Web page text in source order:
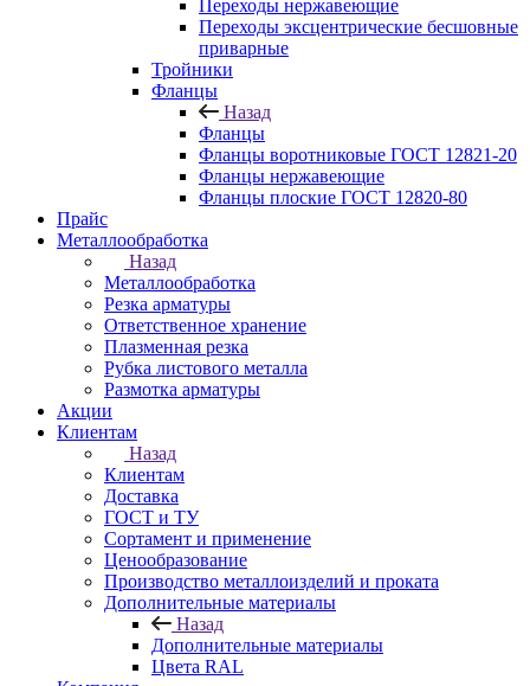
Переходы нержавеющие
Переходы эксцентрические бесшовные
приварные
Тройники
Фланцы
Назад
Фланцы
Фланцы воротниковые ГОСТ 12821-20
Фланцы нержавеющие
Фланцы плоские ГОСТ 12820-80
Прайс
Металлообработка
Назад
Металлообработка
Резка арматуры
Ответственное хранение
Плазменная резка
Рубка листового металла
Размотка арматуры
Акции
Клиентам
Назад
Клиентам
Доставка
ГОСТ и ТУ
Сортамент и применение
Ценообразование
Производство металлоизделий и проката
Дополнительные материалы
Назад
Дополнительные материалы
Цвета RAL